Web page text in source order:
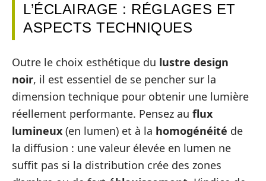
L’ÉCLAIRAGE : RÉGLAGES ET
ASPECTS TECHNIQUES
Outre le choix esthétique du lustre design
noir, il est essentiel de se pencher sur la
dimension technique pour obtenir une lumière
réellement performante. Pensez au flux
lumineux (en lumen) et à la homogénéité de
la diffusion : une valeur élevée en lumen ne
suffit pas si la distribution crée des zones